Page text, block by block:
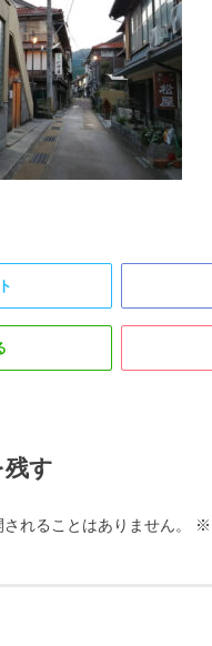
す
れることはありません。 ※